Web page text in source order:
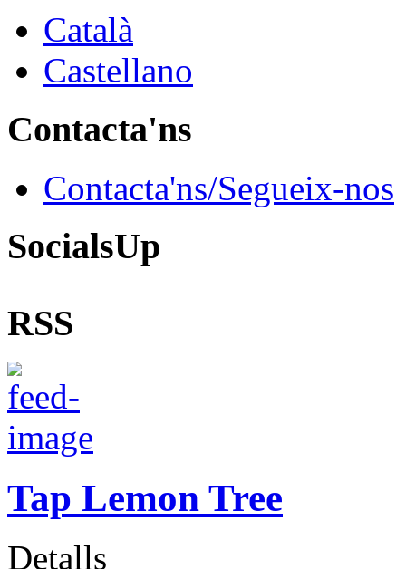
Català
Castellano
Contacta'ns
Contacta'ns/Segueix-nos
SocialsUp
RSS
Tap Lemon Tree
Detalls